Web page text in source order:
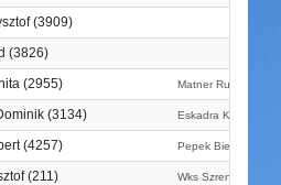
(3909)
(3826)
(2955) Matner Running
(3134) Eskadra Kraków
(4257) Pepek Biega
(211) Wks Szreniawa